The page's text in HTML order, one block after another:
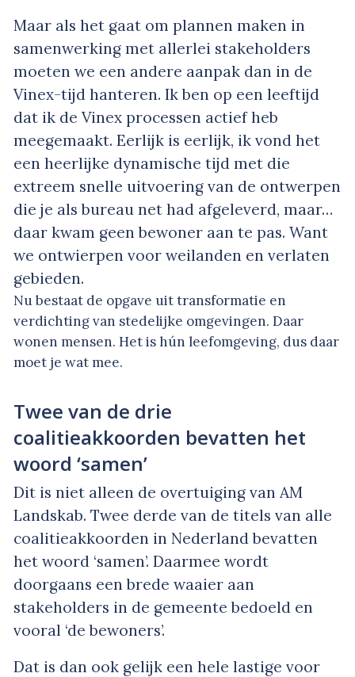
Maar als het gaat om plannen maken in
samenwerking met allerlei stakeholders
moeten we een andere aanpak dan in de
Vinex-tijd hanteren. Ik ben op een leeftijd
dat ik de Vinex processen actief heb
meegemaakt. Eerlijk is eerlijk, ik vond het
een heerlijke dynamische tijd met die
extreem snelle uitvoering van de ontwerpen
die je als bureau net had afgeleverd, maar…
daar kwam geen bewoner aan te pas. Want
we ontwierpen voor weilanden en verlaten
gebieden.
Nu bestaat de opgave uit transformatie en
verdichting van stedelijke omgevingen. Daar
wonen mensen. Het is hún leefomgeving, dus daar
moet je wat mee.
Twee van de drie
coalitieakkoorden bevatten het
woord ‘samen’
Dit is niet alleen de overtuiging van AM
Landskab. Twee derde van de titels van alle
coalitieakkoorden in Nederland bevatten
het woord ‘samen’. Daarmee wordt
doorgaans een brede waaier aan
stakeholders in de gemeente bedoeld en
vooral ‘de bewoners’.
Dat is dan ook gelijk een hele lastige voor